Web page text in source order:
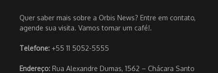
Quer saber mais sobre a Orbis News? Entre em contato,
agende sua visita. Vamos tomar um café!.
Telefone: +55 11 5052-5555
Endereço: Rua Alexandre Dumas, 1562 – Chácara Santo